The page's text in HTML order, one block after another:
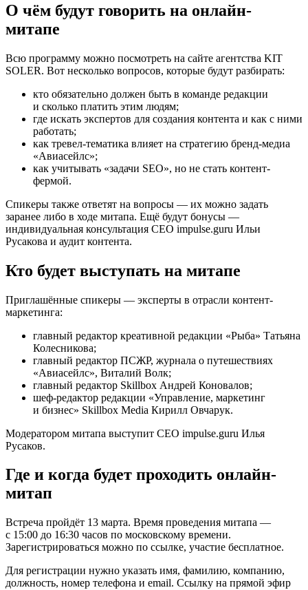
О чём будут говорить на онлайн-
митапе
Всю программу можно посмотреть на сайте агентства KIT
SOLER. Вот несколько вопросов, которые будут разбирать:
кто обязательно должен быть в команде редакции
и сколько платить этим людям;
где искать экспертов для создания контента и как с ними
работать;
как тревел-тематика влияет на стратегию бренд-медиа
«Авиасейлс»;
как учитывать «задачи SEO», но не стать контент-
фермой.
Спикеры также ответят на вопросы — их можно задать
заранее либо в ходе митапа. Ещё будут бонусы —
индивидуальная консультация CEO impulse.guru Ильи
Русакова и аудит контента.
Кто будет выступать на митапе
Приглашённые спикеры — эксперты в отрасли контент-
маркетинга:
главный редактор креативной редакции «Рыба» Татьяна
Колесникова;
главный редактор ПСЖР, журнала о путешествиях
«Авиасейлс», Виталий Волк;
главный редактор Skillbox Андрей Коновалов;
шеф-редактор редакции «Управление, маркетинг
и бизнес» Skillbox Media Кирилл Овчарук.
Модератором митапа выступит CEO impulse.guru Илья
Русаков.
Где и когда будет проходить онлайн-
митап
Встреча пройдёт 13 марта. Время проведения митапа —
с 15:00 до 16:30 часов по московскому времени.
Зарегистрироваться можно по ссылке, участие бесплатное.
Для регистрации нужно указать имя, фамилию, компанию,
должность, номер телефона и email. Ссылку на прямой эфир